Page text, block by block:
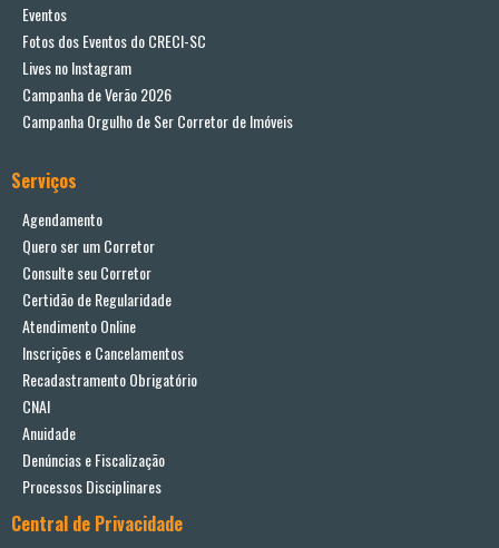
Eventos
Fotos dos Eventos do CRECI-SC
Lives no Instagram
Campanha de Verão 2026
Campanha Orgulho de Ser Corretor de Imóveis
Serviços
Agendamento
Quero ser um Corretor
Consulte seu Corretor
Certidão de Regularidade
Atendimento Online
Inscrições e Cancelamentos
Recadastramento Obrigatório
CNAI
Anuidade
Denúncias e Fiscalização
Processos Disciplinares
Central de Privacidade